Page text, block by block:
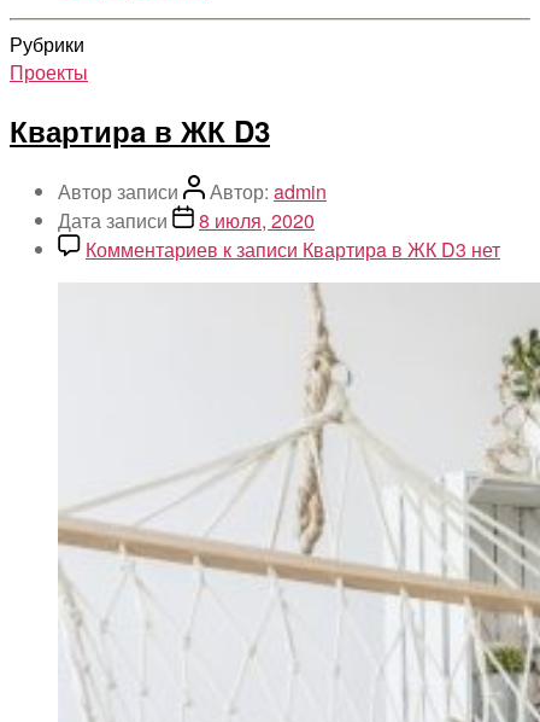
Рубрики
Проекты
Квартирa в ЖК D3
Автор записи Автор: admin
Дата записи
8 июля, 2020
Комментариев к записи Квартирa в ЖК D3 нет